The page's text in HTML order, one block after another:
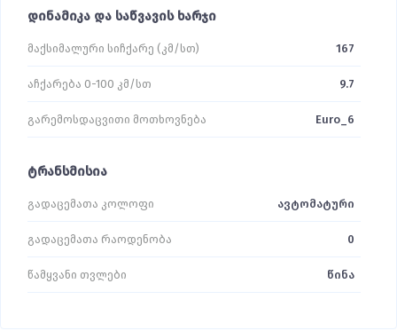
დინამიკა და საწვავის ხარჯი
მაქსიმალური სიჩქარე (კმ/სთ) 167
აჩქარება 0-100 კმ/სთ 9.7
გარემოსდაცვითი მოთხოვნება Euro_6
ტრანსმისია
გადაცემათა კოლოფი ავტომატური
გადაცემათა რაოდენობა 0
წამყვანი თვლები წინა